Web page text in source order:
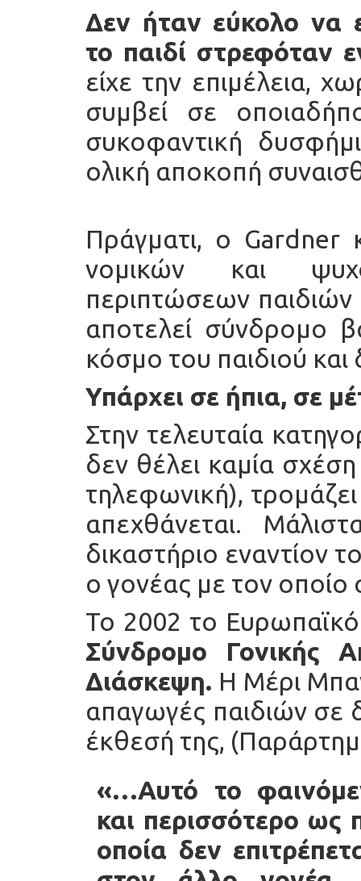
Δεν ήταν εύκολο να
το παιδί στρεφόταν
είχε την επιμέλεια,
συμβεί σε
συκοφαντική
ολική αποκοπή
Πράγματι, ο Gardner
νομικών και
περιπτώσεων παιδιών
αποτελεί σύνδρομο
κόσμο του παιδιού
Υπάρχει σε ήπια, σε
Στην τελευταία
δεν θέλει καμία
τηλεφωνική),
απεχθάνεται.
δικαστήριο εναντίον
ο γονέας με τον οποίο
Το 2002 το
Σύνδρομο Γονικής
Διάσκεψη. Η Μέρι
απαγωγές παιδιών σε
έκθεσή της,
«…Αυτό το
και περισσότερο
οποία δεν